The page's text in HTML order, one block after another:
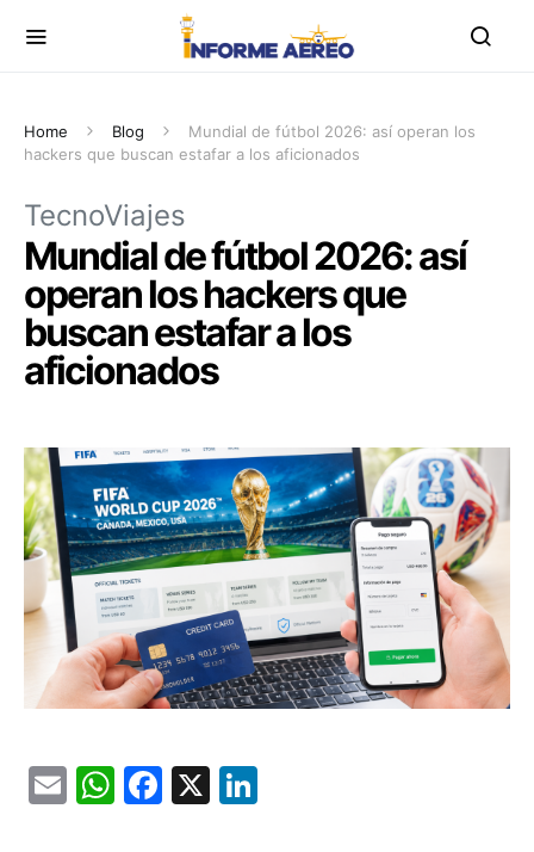
Home Blog
Mundial de fútbol 2026: así operan los
hackers que buscan estafar a los aficionados
TecnoViajes
Mundial de fútbol 2026: así
operan los hackers que
buscan estafar a los
aficionados
EmailWhatsApp
Facebook
X